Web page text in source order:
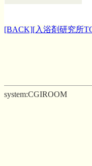
[BACK][入浴剤研究所
system:CGIROOM